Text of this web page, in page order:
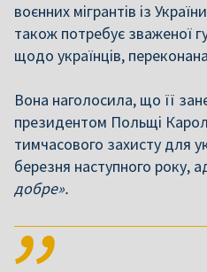
воєнних мігрантів із
також потребує зваженої
щодо українців,
Вона наголосила, що її
президентом Польщі
тимчасового захисту для
березня наступного року,
добре».